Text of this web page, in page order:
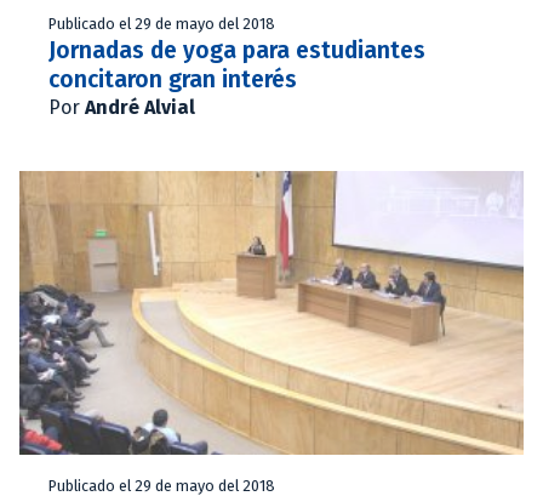
Publicado el 29 de mayo del 2018
Jornadas de yoga para estudiantes
concitaron gran interés
Por André Alvial
Publicado el 29 de mayo del 2018